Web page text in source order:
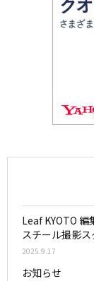
Leaf KYOTO
スチール撮影
2025.9.17
お知らせ